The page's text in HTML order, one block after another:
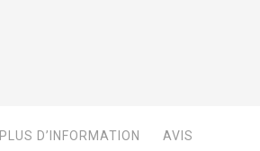
PLUS D’INFORMATION AVIS